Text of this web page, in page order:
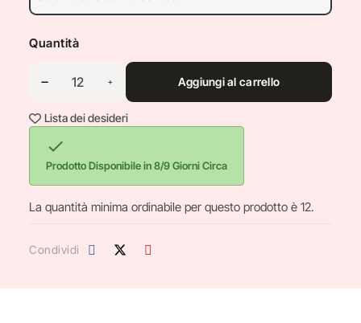
Quantità
Aggiungi al carrello
Lista dei desideri

Prodotto Disponibile in 8/9 Giorni Circa
La quantità minima ordinabile per questo prodotto è 12.
Condividi